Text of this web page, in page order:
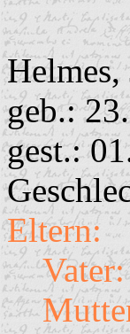
geb.:
gest.:
Eltern:
Vater: